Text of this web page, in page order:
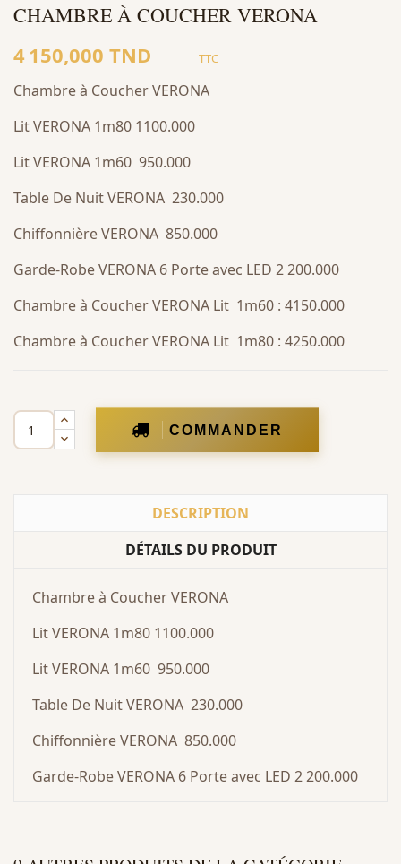
CHAMBRE À COUCHER VERONA
4 150,000 TND TTC
Chambre à Coucher VERONA
Lit VERONA 1m80 1100.000
Lit VERONA 1m60 950.000
Table De Nuit VERONA 230.000
Chiffonnière VERONA 850.000
Garde-Robe VERONA 6 Porte avec LED 2 200.000
Chambre à Coucher VERONA Lit 1m60 : 4150.000
Chambre à Coucher VERONA Lit 1m80 : 4250.000
COMMANDER
DESCRIPTION
DÉTAILS DU PRODUIT
Chambre à Coucher VERONA
Lit VERONA 1m80 1100.000
Lit VERONA 1m60 950.000
Table De Nuit VERONA 230.000
Chiffonnière VERONA 850.000
Garde-Robe VERONA 6 Porte avec LED 2 200.000